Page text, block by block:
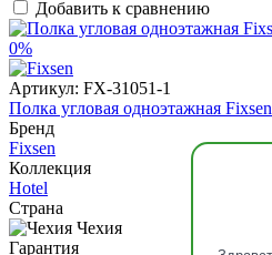
Добавить к сравнению
0%
Артикул: FX-31051-1
Полка угловая одноэтажная
Бренд
Fixsen
Коллекция
Hotel
Страна
Чехия
Гарантия